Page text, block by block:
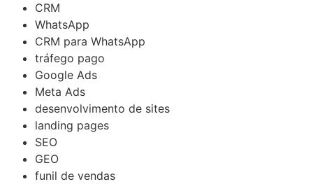
CRM
WhatsApp
CRM para WhatsApp
tráfego pago
Google Ads
Meta Ads
desenvolvimento de sites
landing pages
SEO
GEO
funil de vendas